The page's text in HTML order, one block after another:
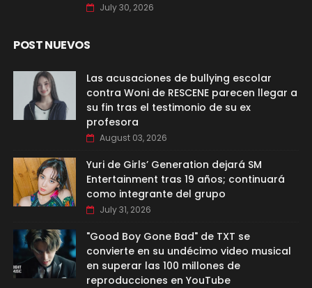
July 30, 2026
POST NUEVOS
Las acusaciones de bullying escolar
contra Woni de RESCENE parecen llegar a
su fin tras el testimonio de su ex
profesora
August 03, 2026
Yuri de Girls’ Generation dejará SM
Entertainment tras 19 años; continuará
como integrante del grupo
July 31, 2026
"Good Boy Gone Bad" de TXT se
convierte en su undécimo video musical
en superar las 100 millones de
reproducciones en YouTube